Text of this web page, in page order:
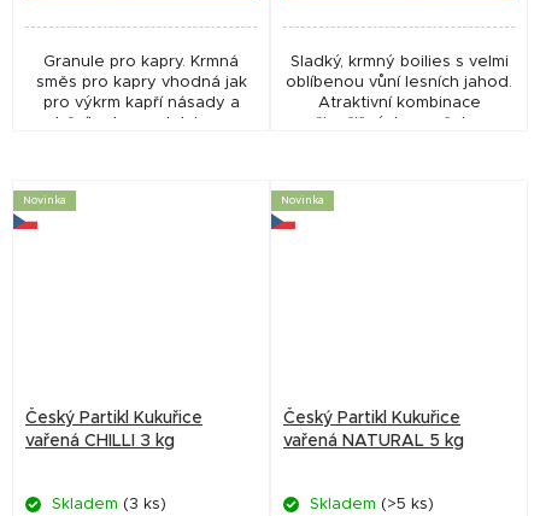
Granule pro kapry. Krmná
směs pro kapry vhodná jak
pro výkrm kapří násady a
tržního kapra, tak i pro
Sladký, krmný boilies s velmi
oblíbenou vůní lesních jahod.
Atraktivní kombinace
živočišných mouček s
Novinka
Český Partikl Kukuřice
vařená CHILLI 3 kg
Skladem (3 ks)
Novinka
Český Partikl Kukuřice
vařená NATURAL 5 kg
Skladem (>5 ks)